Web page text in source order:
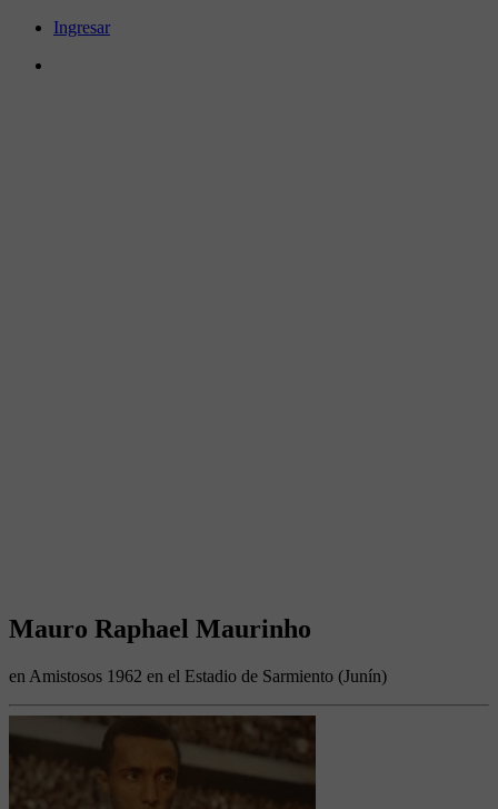
Ingresar
Mauro Raphael Maurinho
en Amistosos 1962 en el Estadio de Sarmiento (Junín)